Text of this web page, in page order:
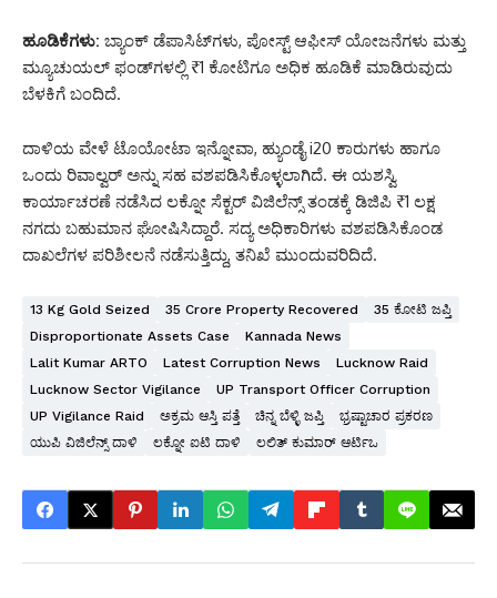
ಹೂಡಿಕೆಗಳು: ಬ್ಯಾಂಕ್ ಡೆಪಾಸಿಟ್‌ಗಳು, ಪೋಸ್ಟ್ ಆಫೀಸ್ ಯೋಜನೆಗಳು ಮತ್ತು
ಮ್ಯೂಚುಯಲ್ ಫಂಡ್‌ಗಳಲ್ಲಿ ₹1 ಕೋಟಿಗೂ ಅಧಿಕ ಹೂಡಿಕೆ ಮಾಡಿರುವುದು
ಬೆಳಕಿಗೆ ಬಂದಿದೆ.
ದಾಳಿಯ ವೇಳೆ ಟೊಯೋಟಾ ಇನ್ನೋವಾ, ಹ್ಯುಂಡೈ i20 ಕಾರುಗಳು ಹಾಗೂ
ಒಂದು ರಿವಾಲ್ವರ್ ಅನ್ನು ಸಹ ವಶಪಡಿಸಿಕೊಳ್ಳಲಾಗಿದೆ. ಈ ಯಶಸ್ವಿ
ಕಾರ್ಯಾಚರಣೆ ನಡೆಸಿದ ಲಕ್ನೋ ಸೆಕ್ಟರ್ ವಿಜಿಲೆನ್ಸ್ ತಂಡಕ್ಕೆ ಡಿಜಿಪಿ ₹1 ಲಕ್ಷ
ನಗದು ಬಹುಮಾನ ಘೋಷಿಸಿದ್ದಾರೆ. ಸದ್ಯ ಅಧಿಕಾರಿಗಳು ವಶಪಡಿಸಿಕೊಂಡ
ದಾಖಲೆಗಳ ಪರಿಶೀಲನೆ ನಡೆಸುತ್ತಿದ್ದು, ತನಿಖೆ ಮುಂದುವರಿದಿದೆ.
13 Kg Gold Seized 35 Crore Property Recovered
35 ಕೋಟಿ ಜಪ್ತಿ
Disproportionate Assets Case
Kannada News
Lalit Kumar ARTO
Latest Corruption News
Lucknow Raid
Lucknow Sector Vigilance
UP Transport Officer Corruption
UP Vigilance Raid
ಅಕ್ರಮ ಆಸ್ತಿ ಪತ್ತೆ ಚಿನ್ನ ಬೆಳ್ಳಿ ಜಪ್ತಿ
ಭ್ರಷ್ಟಾಚಾರ ಪ್ರಕರಣ
ಯುಪಿ ವಿಜಿಲೆನ್ಸ್ ದಾಳಿ
ಲಕ್ನೋ ಐಟಿ ದಾಳಿ ಲಲಿತ್ ಕುಮಾರ್ ಆರ್ಟಿಒ